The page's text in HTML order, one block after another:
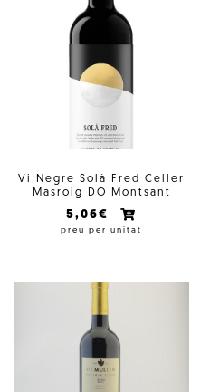
Vi Negre Solà Fred Celler
Masroig DO Montsant
5,06€
preu per unitat